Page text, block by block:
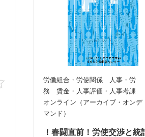
お気に入り労働組合・労使関係 人事・労
務 賃金・人事評価・人事考課
オンライン（アーカイブ・オンデ
マンド）
！春闘直前！労使交渉と統